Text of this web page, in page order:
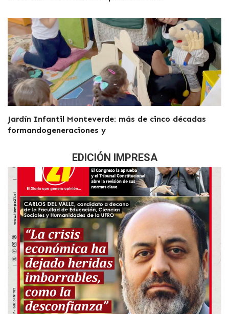
Jardín Infantil Monteverde: más de cinco décadas
formandogeneraciones y
EDICIÓN IMPRESA